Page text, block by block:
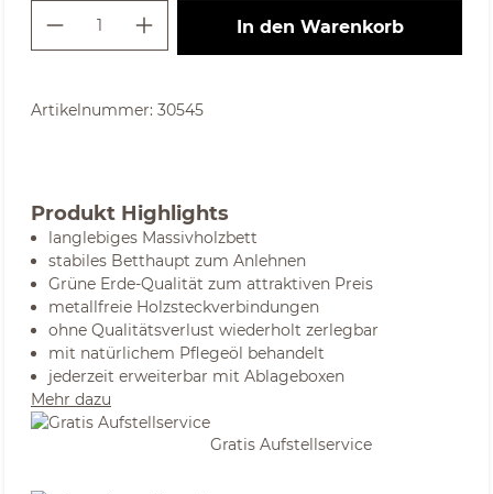
Produkt Anzahl: Gib den
In den Warenkorb
Artikelnummer: 30545
Produkt Highlights
langlebiges Massivholzbett
stabiles Betthaupt zum Anlehnen
Grüne Erde-Qualität zum attraktiven Preis
metallfreie Holzsteckverbindungen
ohne Qualitätsverlust wiederholt zerlegbar
mit natürlichem Pflegeöl behandelt
jederzeit erweiterbar mit Ablageboxen
Mehr dazu
Gratis Aufstellservice